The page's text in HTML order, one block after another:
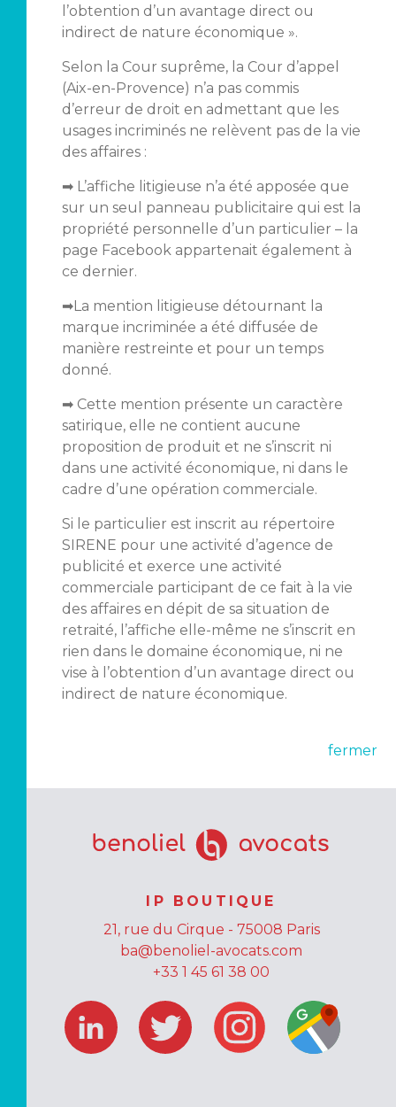
l’obtention d’un avantage direct ou
indirect de nature économique ».
Selon la Cour suprême, la Cour d’appel
(Aix-en-Provence) n’a pas commis
d’erreur de droit en admettant que les
usages incriminés ne relèvent pas de la vie
des affaires :
➡ L’affiche litigieuse n’a été apposée que
sur un seul panneau publicitaire qui est la
propriété personnelle d’un particulier – la
page Facebook appartenait également à
ce dernier.
➡La mention litigieuse détournant la
marque incriminée a été diffusée de
manière restreinte et pour un temps
donné.
➡ Cette mention présente un caractère
satirique, elle ne contient aucune
proposition de produit et ne s’inscrit ni
dans une activité économique, ni dans le
cadre d’une opération commerciale.
Si le particulier est inscrit au répertoire
SIRENE pour une activité d’agence de
publicité et exerce une activité
commerciale participant de ce fait à la vie
des affaires en dépit de sa situation de
retraité, l’affiche elle-même ne s’inscrit en
rien dans le domaine économique, ni ne
vise à l’obtention d’un avantage direct ou
indirect de nature économique.
fermer
IP BOUTIQUE
21, rue du Cirque - 75008 Paris
ba@benoliel-avocats.com
+33 1 45 61 38 00